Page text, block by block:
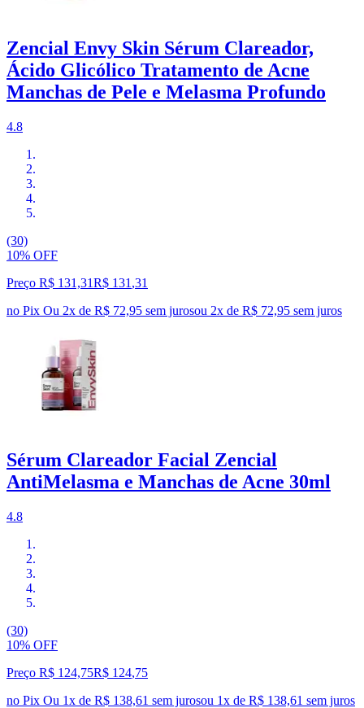
Zencial Envy Skin Sérum Clareador,
Ácido Glicólico Tratamento de Acne
Manchas de Pele e Melasma Profundo
4.8
(30)
10% OFF
Preço R$ 131,31R$ 131 ,31
no Pix Ou 2x de R$ 72,95 sem jurosou 2x de R$ 72,95 sem juros
Sérum Clareador Facial Zencial
AntiMelasma e Manchas de Acne 30ml
4.8
(30)
10% OFF
Preço R$ 124,75R$ 124,75
no Pix Ou 1x de R$ 138,61 sem jurosou 1x de R$ 138,61 sem juros